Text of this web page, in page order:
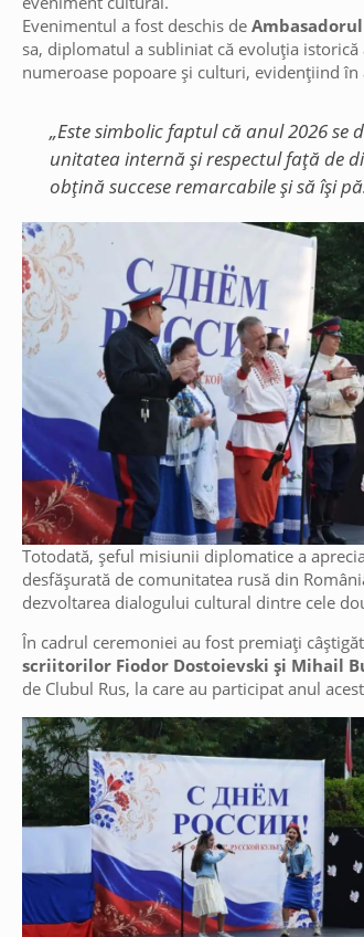
Evenimentul a fost deschis de
sa, diplomatul a subliniat că evoluția
numeroase popoare și culturi, evidențiind
„Este simbolic faptul că anul 2026
unitatea internă și respectul față de
obțină succese remarcabile și să își
Totodată, șeful misiunii diplomatice a
desfășurată de comunitatea rusă din
dezvoltarea dialogului cultural dintre cele
În cadrul ceremoniei au fost premiați
scriitorilor Fiodor Dostoievski și Mihail
de Clubul Rus, la care au participat anul